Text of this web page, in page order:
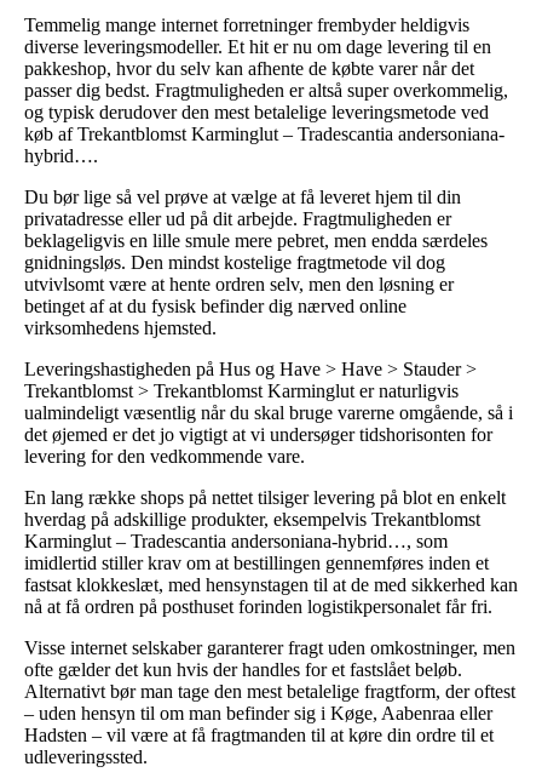
Temmelig mange internet forretninger frembyder heldigvis
diverse leveringsmodeller. Et hit er nu om dage levering til en
pakkeshop, hvor du selv kan afhente de købte varer når det
passer dig bedst. Fragtmuligheden er altså super overkommelig,
og typisk derudover den mest betalelige leveringsmetode ved
køb af Trekantblomst Karminglut – Tradescantia andersoniana-
hybrid….
Du bør lige så vel prøve at vælge at få leveret hjem til din
privatadresse eller ud på dit arbejde. Fragtmuligheden er
beklageligvis en lille smule mere pebret, men endda særdeles
gnidningsløs. Den mindst kostelige fragtmetode vil dog
utvivlsomt være at hente ordren selv, men den løsning er
betinget af at du fysisk befinder dig nærved online
virksomhedens hjemsted.
Leveringshastigheden på Hus og Have > Have > Stauder >
Trekantblomst > Trekantblomst Karminglut er naturligvis
ualmindeligt væsentlig når du skal bruge varerne omgående, så i
det øjemed er det jo vigtigt at vi undersøger tidshorisonten for
levering for den vedkommende vare.
En lang række shops på nettet tilsiger levering på blot en enkelt
hverdag på adskillige produkter, eksempelvis Trekantblomst
Karminglut – Tradescantia andersoniana-hybrid…, som
imidlertid stiller krav om at bestillingen gennemføres inden et
fastsat klokkeslæt, med hensynstagen til at de med sikkerhed kan
nå at få ordren på posthuset forinden logistikpersonalet får fri.
Visse internet selskaber garanterer fragt uden omkostninger, men
ofte gælder det kun hvis der handles for et fastslået beløb.
Alternativt bør man tage den mest betalelige fragtform, der oftest
– uden hensyn til om man befinder sig i Køge, Aabenraa eller
Hadsten – vil være at få fragtmanden til at køre din ordre til et
udleveringssted.